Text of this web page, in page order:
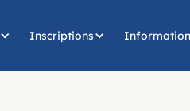
Inscriptions